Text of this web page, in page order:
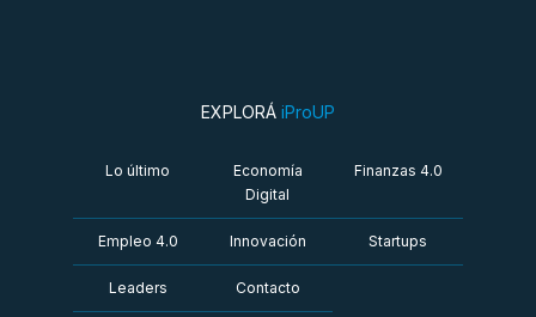
EXPLORÁ iProUP
Lo último
Economía
Digital
Finanzas 4.0
Empleo 4.0 Innovación Startups
Leaders Contacto